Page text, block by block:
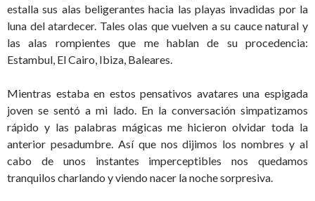
estalla sus alas beligerantes hacia las playas invadidas por la
luna del atardecer. Tales olas que vuelven a su cauce natural y
las alas rompientes que me hablan de su procedencia:
Estambul, El Cairo, Ibiza, Baleares.
Mientras estaba en estos pensativos avatares una espigada
joven se sentó a mi lado. En la conversación simpatizamos
rápido y las palabras mágicas me hicieron olvidar toda la
anterior pesadumbre. Así que nos dijimos los nombres y al
cabo de unos instantes imperceptibles nos quedamos
tranquilos charlando y viendo nacer la noche sorpresiva.